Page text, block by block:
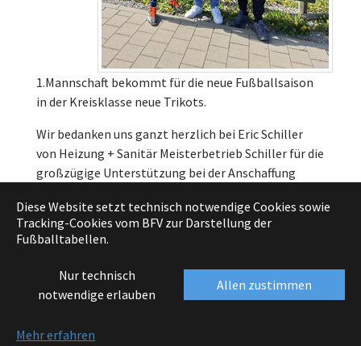
Diese Website setzt technisch notwendige Cookies sowie
Tracking-Cookies vom BFV zur Darstellung der
Fußballtabellen.
Nur technisch
notwendige erlauben
Allen zustimmen
Mehr erfahren
1.Mannschaft bekommt für die neue Fußballsaison
in der Kreisklasse neue Trikots.
Wir bedanken uns ganzt herzlich bei Eric Schiller
von Heizung + Sanitär Meisterbetrieb Schiller für die
großzügige Unterstützung bei der Anschaffung
Vielen Dank!
(c)opyright TSV Bernhardswald e.V.